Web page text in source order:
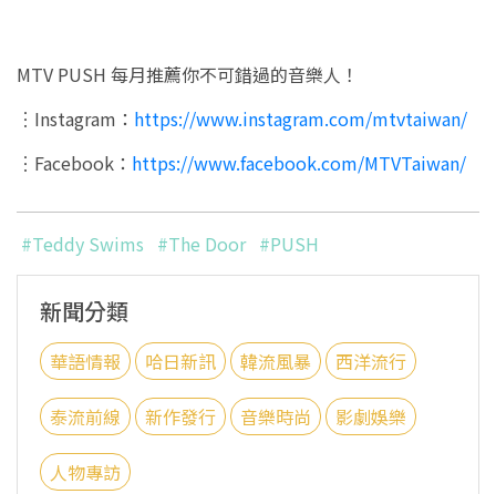
MTV PUSH 每月推薦你不可錯過的音樂人！
︙Instagram： https://www.instagram.com/mtvtaiwan/
︙Facebook： https://www.facebook.com/MTVTaiwan/
#Teddy Swims #The Door #PUSH
新聞分類
華語情報 哈日新訊 韓流風暴 西洋流行
泰流前線 新作發行 音樂時尚 影劇娛樂
人物專訪